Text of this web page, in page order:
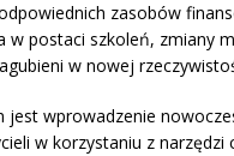
zasobów
w postaci szkoleń, zmiany
w nowej
jest wprowadzenie
w korzystaniu z